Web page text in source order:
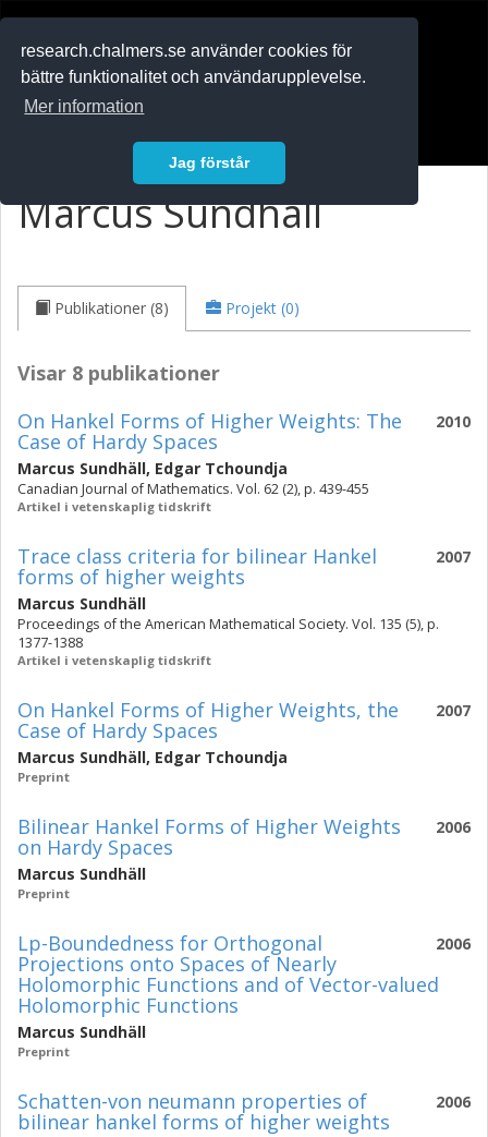
research.chalmers.se använder cookies för
bättre funktionalitet och användarupplevelse.
Mer information
Jag förstår
Marcus Sundhäll
Publikationer (8) Projekt (0)
Visar 8 publikationer
2010
On Hankel Forms of Higher Weights: The
Case of Hardy Spaces
Marcus Sundhäll, Edgar Tchoundja
Canadian Journal of Mathematics. Vol. 62 (2), p. 439-455
Artikel i vetenskaplig tidskrift
2007
Trace class criteria for bilinear Hankel
forms of higher weights
Marcus Sundhäll
Proceedings of the American Mathematical Society. Vol. 135 (5), p.
1377-1388
Artikel i vetenskaplig tidskrift
2007
On Hankel Forms of Higher Weights, the
Case of Hardy Spaces
Marcus Sundhäll, Edgar Tchoundja
Preprint
2006
Bilinear Hankel Forms of Higher Weights
on Hardy Spaces
Marcus Sundhäll
Preprint
2006
Lp-Boundedness for Orthogonal
Projections onto Spaces of Nearly
Holomorphic Functions and of Vector-valued
Holomorphic Functions
Marcus Sundhäll
Preprint
2006
Schatten-von neumann properties of
bilinear hankel forms of higher weights